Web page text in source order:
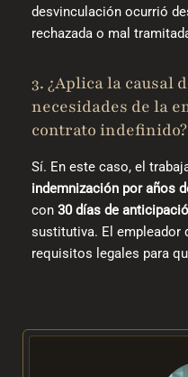
desvinculación ocurrió
rechazada o mal
3. ¿Aplica la causal
necesidades de la
contrato indefinido?
Sí. En este caso, el
indemnización por años
con 30 días de
sustitutiva. El empleador
requisitos legales para